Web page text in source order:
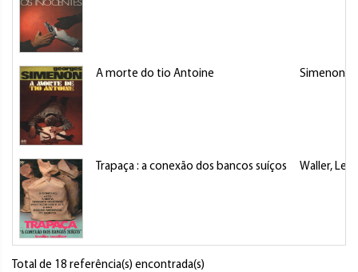
A morte do tio Antoine Simenon,
Trapaça : a conexão dos bancos suíços Waller,
Total de 18 referência(s) encontrada(s)